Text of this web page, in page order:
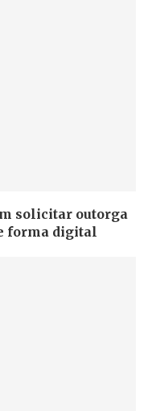
solicitar outorga
forma digital